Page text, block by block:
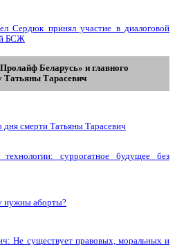
Сердюк принял участие в диалоговой
БСЖ
Беларусь» и главного
Tатьяны Tарасевич
смерти Татьяны Тарасевич
технологии: суррогатное будущее без
нужны аборты?
Не существует правовых, моральных и